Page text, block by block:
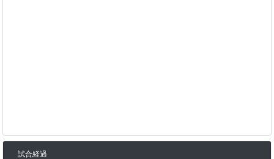
試合経過